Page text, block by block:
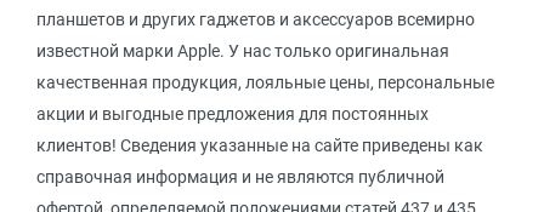
планшетов и других гаджетов и аксессуаров всемирно
известной марки Apple. У нас только оригинальная
качественная продукция, лояльные цены, персональные
акции и выгодные предложения для постоянных
клиентов! Сведения указанные на сайте приведены как
справочная информация и не являются публичной